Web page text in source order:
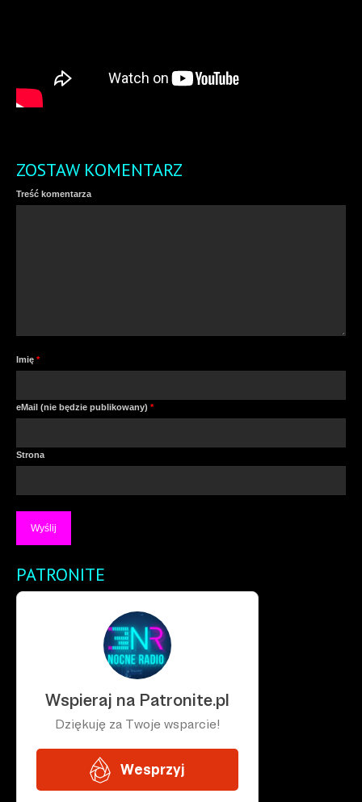
ZOSTAW KOMENTARZ
Treść komentarza
Imię *
eMail (nie będzie publikowany) *
Strona
PATRONITE